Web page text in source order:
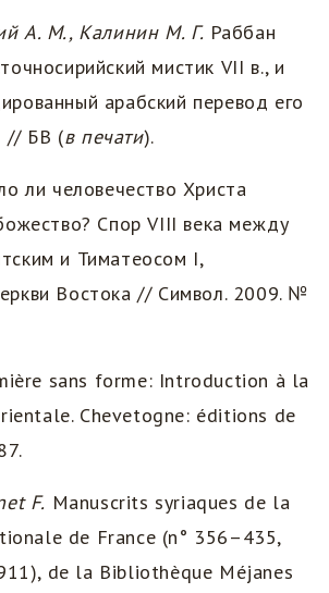
А. М., Калинин М. Г. Раббан
мистик VII в., и
арабский перевод его
// БВ (в печати).
ли человечество Христа
Спор VIII века между
и Тиматеосом I,
Востока // Символ. 2009. №
sans forme: Introduction à la
Chevetogne: éditions de
F. Manuscrits syriaques de la
de France (n° 356–435,
de la Bibliothèque Méjanes